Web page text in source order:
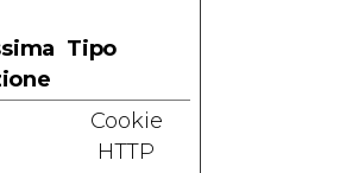
Tipo
Cookie
HTTP